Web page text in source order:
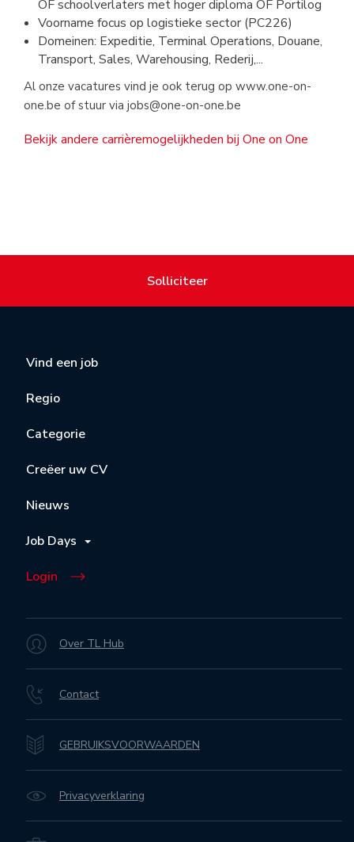
OF schoolverlaters met hoger diploma OF Portilog
Voorname focus op logistieke sector (PC226)
Domeinen: Expeditie, Terminal Operations, Douane,
Transport, Sales, Warehousing, Rederij,...
Al onze vacatures vind je ook terug op www.one-on-
one.be of stuur via jobs@one-on-one.be
Bekijk andere carrièremogelijkheden bij One on One
Solliciteer
Vind een job
Regio
Categorie
Creëer uw CV
Nieuws
Job Days
Login
Over TL Hub
Contact
GEBRUIKSVOORWAARDEN
Privacyverklaring